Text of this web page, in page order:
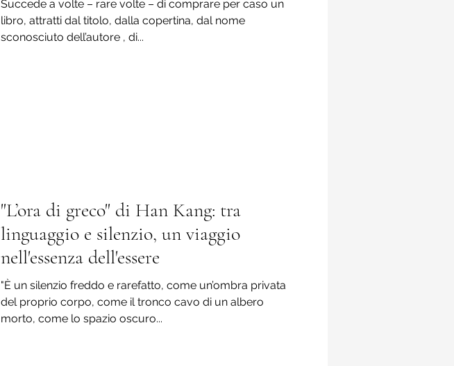
Succede a volte – rare volte – di comprare per caso un
libro, attratti dal titolo, dalla copertina, dal nome
sconosciuto dell’autore , di...
"L’ora di greco" di Han Kang: tra
linguaggio e silenzio, un viaggio
nell'essenza dell'essere
"È un silenzio freddo e rarefatto, come un’ombra privata
del proprio corpo, come il tronco cavo di un albero
morto, come lo spazio oscuro...